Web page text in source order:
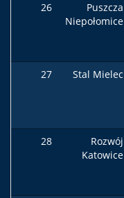
26
Puszcza
Niepołomice
27 Stal Mielec
28
Rozwój
Katowice